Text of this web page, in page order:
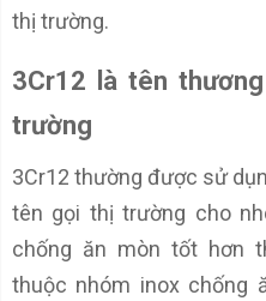
thị trường.
3Cr12 là tên
trường
3Cr12 thường được sử
tên gọi thị trường cho
chống ăn mòn tốt hơn
thuộc nhóm inox chống